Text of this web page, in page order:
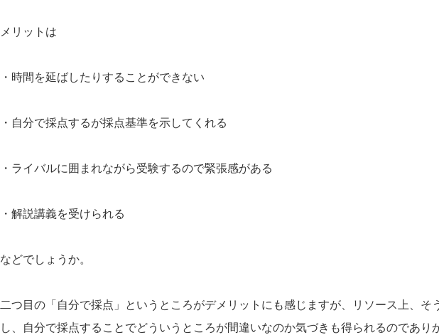
メリットは
・時間を延ばしたりすることができない
・自分で採点するが採点基準を示してくれる
・ライバルに囲まれながら受験するので緊張感がある
・解説講義を受けられる
などでしょうか。
二つ目の「自分で採点」というところがデメリットにも感じますが、リソース上、そ
し、自分で採点することでどういうところが間違いなのか気づきも得られるのであり